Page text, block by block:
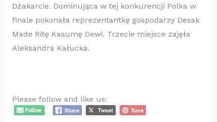
Dżakarcie. Dominująca w tej konkurencji Polka w
finale pokonała reprezentantkę gospodarzy Desak
Made Ritę Kasumę Dewi. Trzecie miejsce zajęła
Aleksandra Kałucka.
Please follow and like us: